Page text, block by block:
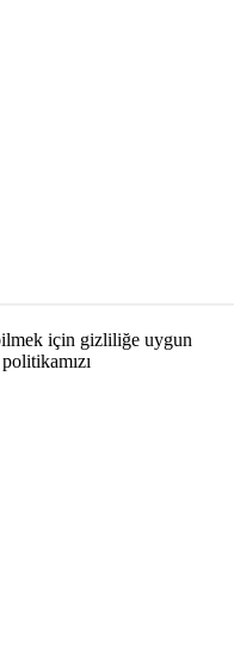
için gizliliğe uygun